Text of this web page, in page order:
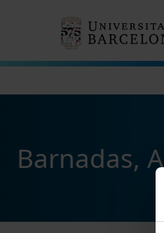
Barnadas,